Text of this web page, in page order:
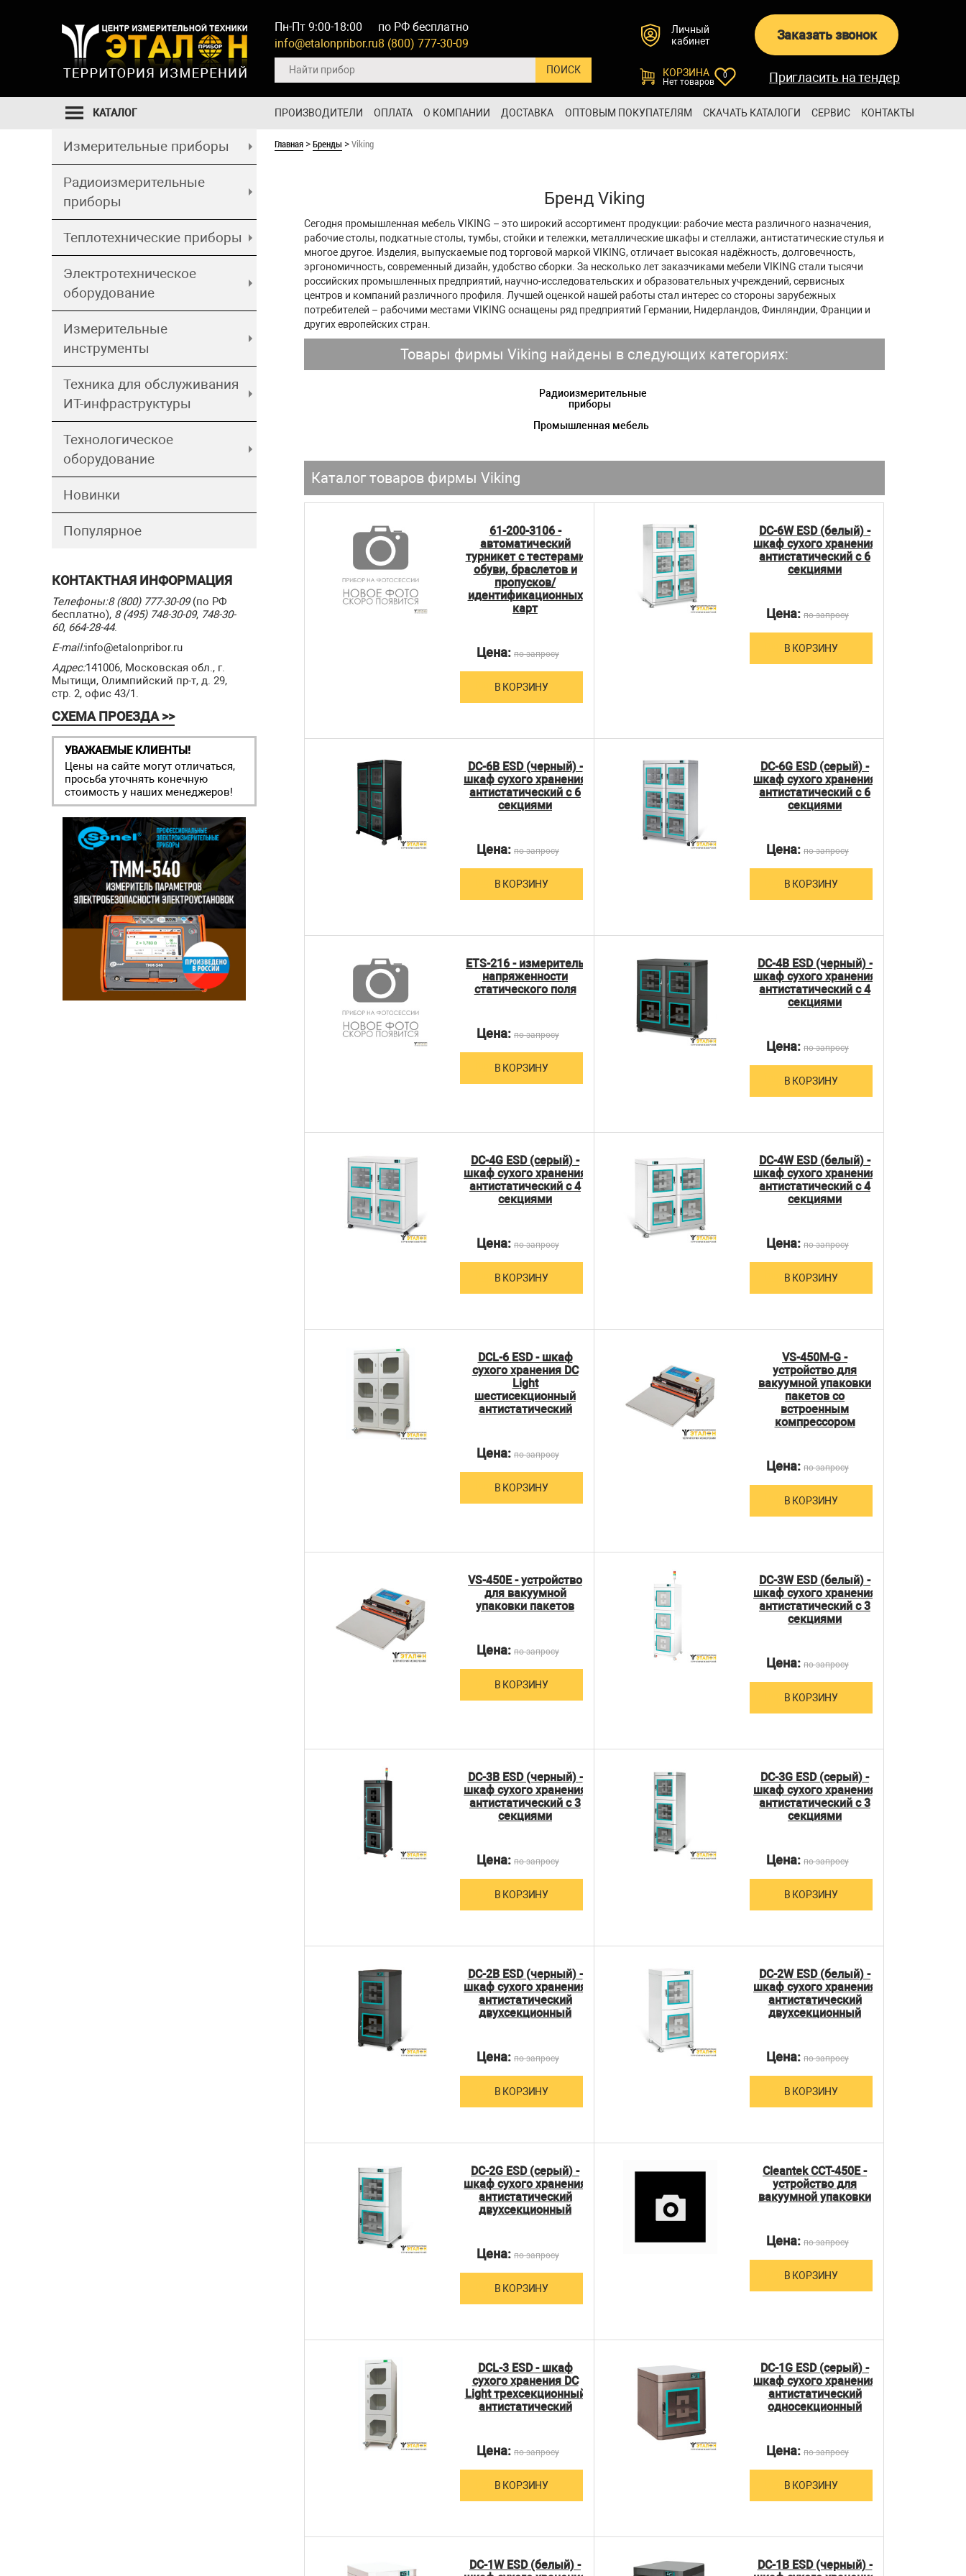
Пн-Пт 9:00-18:00
info@etalonpribor.ru
по РФ бесплатно
8 (800) 777-30-09
Личный
кабинет
Заказать звонок
КОРЗИНА
Нет товаров
0 Пригласить на тендер
ПРОИЗВОДИТЕЛИ ОПЛАТА О КОМПАНИИ ДОСТАВКА ОПТОВЫМ ПОКУПАТЕЛЯМ СКАЧАТЬ КАТАЛОГИ СЕРВИС КОНТАКТЫ
КАТАЛОГ
Измерительные приборы
Радиоизмерительные
приборы
Теплотехнические приборы
Электротехническое
оборудование
Измерительные
инструменты
Техника для обслуживания
ИТ-инфраструктуры
Технологическое
оборудование
Новинки
Популярное
КОНТАКТНАЯ ИНФОРМАЦИЯ
Телефоны:8 (800) 777-30-09(по РФ
бесплатно), 8 (495) 748-30-09, 748-30-
60, 664-28-44.
E-mail:info@etalonpribor.ru
Адрес:141006, Московская обл., г.
Мытищи, Олимпийский пр-т, д. 29,
стр. 2, офис 43/1.
СХЕМА ПРОЕЗДА >>
УВАЖАЕМЫЕ КЛИЕНТЫ!
Цены на сайте могут отличаться,
просьба уточнять конечную
стоимость у наших менеджеров!
Главная >Бренды >Viking
Бренд Viking
Сегодня промышленная мебель VIKING – это широкий ассортимент продукции: рабочие места различного назначения,
рабочие столы, подкатные столы, тумбы, стойки и тележки, металлические шкафы и стеллажи, антистатические стулья и
многое другое. Изделия, выпускаемые под торговой маркой VIKING, отличает высокая надёжность, долговечность,
эргономичность, современный дизайн, удобство сборки. За несколько лет заказчиками мебели VIKING стали тысячи
российских промышленных предприятий, научно-исследовательских и образовательных учреждений, сервисных
центров и компаний различного профиля. Лучшей оценкой нашей работы стал интерес со стороны зарубежных
потребителей – рабочими местами VIKING оснащены ряд предприятий Германии, Нидерландов, Финляндии, Франции и
других европейских стран.
Товары фирмы Viking найдены в следующих категориях:
Радиоизмерительные
приборы
Промышленная мебель
Каталог товаров фирмы Viking
61-200-3106 -
автоматический
турникет c тестерами
обуви, браслетов и
пропусков/
идентификационных
карт
Цена: по запросу
В КОРЗИНУ
DC-6W ESD (белый) -
шкаф сухого хранения
антистатический с 6
секциями
Цена: по запросу
В КОРЗИНУ
DC-6B ESD (черный) -
шкаф сухого хранения
антистатический с 6
секциями
Цена: по запросу
В КОРЗИНУ
DC-6G ESD (серый) -
шкаф сухого хранения
антистатический с 6
секциями
Цена: по запросу
В КОРЗИНУ
ETS-216 - измеритель
напряженности
статического поля
Цена: по запросу
В КОРЗИНУ
DC-4B ESD (черный) -
шкаф сухого хранения
антистатический с 4
секциями
Цена: по запросу
В КОРЗИНУ
DC-4G ESD (серый) -
шкаф сухого хранения
антистатический с 4
секциями
Цена: по запросу
В КОРЗИНУ
DC-4W ESD (белый) -
шкаф сухого хранения
антистатический с 4
секциями
Цена: по запросу
В КОРЗИНУ
DCL-6 ESD - шкаф
сухого хранения DC
Light
шестисекционный
антистатический
Цена: по запросу
В КОРЗИНУ
VS-450M-G -
устройство для
вакуумной упаковки
пакетов со
встроенным
компрессором
Цена: по запросу
В КОРЗИНУ
VS-450E - устройство
для вакуумной
упаковки пакетов
Цена: по запросу
В КОРЗИНУ
DC-3W ESD (белый) -
шкаф сухого хранения
антистатический с 3
секциями
Цена: по запросу
В КОРЗИНУ
DC-3B ESD (черный) -
шкаф сухого хранения
антистатический с 3
секциями
Цена: по запросу
В КОРЗИНУ
DC-3G ESD (серый) -
шкаф сухого хранения
антистатический с 3
секциями
Цена: по запросу
В КОРЗИНУ
DC-2B ESD (черный) -
шкаф сухого хранения
антистатический
двухсекционный
Цена: по запросу
В КОРЗИНУ
DC-2W ESD (белый) -
шкаф сухого хранения
антистатический
двухсекционный
Цена: по запросу
В КОРЗИНУ
DC-2G ESD (серый) -
шкаф сухого хранения
антистатический
двухсекционный
Цена: по запросу
В КОРЗИНУ
Cleantek CCT-450E -
устройство для
вакуумной упаковки
Цена: по запросу
В КОРЗИНУ
DCL-3 ESD - шкаф
сухого хранения DC
Light трехсекционный
антистатический
Цена: по запросу
В КОРЗИНУ
DC-1G ESD (серый) -
шкаф сухого хранения
антистатический
односекционный
Цена: по запросу
В КОРЗИНУ
DC-1W ESD (белый) -
DC-1B ESD (черный) -